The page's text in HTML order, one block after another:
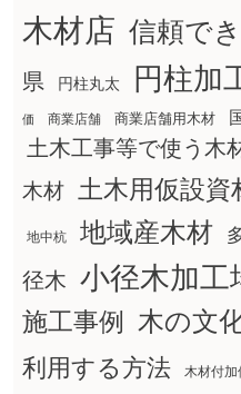
木材店 信頼で
県
円柱丸太 円柱加
価 商業店舗 商業店舗用木材
土木工事等で使う木
木材
土木用仮設資
地中杭 地域産木材
径木 小径木加工
施工事例
木の文
利用する方法
木材付加